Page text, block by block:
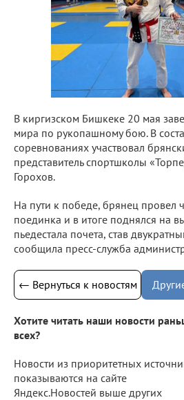
В киргизском Бишкеке 20 мая
мира по рукопашному бою. В
соревнованиях участвовал
представитель спортшколы
Горохов.
На пути к победе, брянец
поединка и в итоге поднялся на
пьедестала почета, став
сообщила пресс-служба
← Вернуться к новостям
Хотите читать наши новости
всех?
Новости из приоритетных
показываются на сайте
Яндекс.Новостей выше других